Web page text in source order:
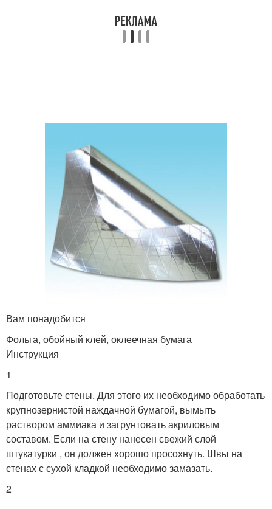
Вам понадобится
Фольга, обойный клей, оклеечная бумага
Инструкция
1
Подготовьте стены. Для этого их необходимо обработать
крупнозернистой наждачной бумагой, вымыть
раствором аммиака и загрунтовать акриловым
составом. Если на стену нанесен свежий слой
штукатурки , он должен хорошо просохнуть. Швы на
стенах с сухой кладкой необходимо замазать.
2